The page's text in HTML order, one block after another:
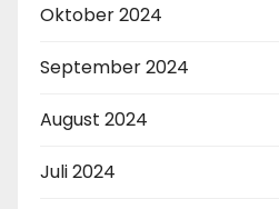
Oktober 2024
September 2024
August 2024
Juli 2024